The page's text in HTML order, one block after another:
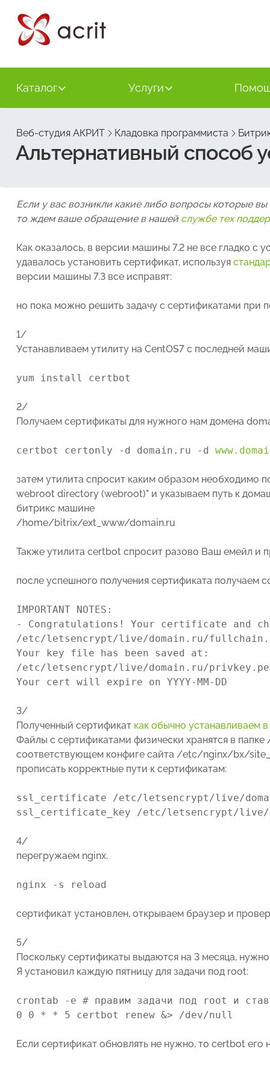
Каталог Услуги
Веб-студия АКРИТ Кладовка программиста
Альтернативный способ
Если у вас возникли какие либо вопросы которые
то ждем ваше обращение в нашей службе тех
Как оказалось, в версии машины 7.2 не все гладко с
удавалось установить сертификат, используя
версии машины 7.3 все исправят:
но пока можно решить задачу с сертификатами при
1/
Устанавливаем утилиту на CentOS7 с последней
yum install certbot
2/
Получаем сертификаты для нужного нам домена
certbot certonly -d domain.ru -d
затем утилита спросит каким образом необходимо
webroot directory (webroot)" и указываем путь к
битрикс машине
/home/bitrix/ext_www/domain.ru
Также утилита certbot спросит разово Ваш емейл и
после успешного получения сертификата получаем
IMPORTANT NOTES:
- Congratulations! Your certificate and
/etc/letsencrypt/live/domain.ru/
Your key file has been saved at:
/etc/letsencrypt/live/domain.ru/
Your cert will expire on YYYY-MM-DD
3/
Полученный сертификат как обычно устанавливаем
Файлы с сертификатами физически хранятся в
соответствующем конфиге сайта /etc/nginx/bx/
прописать корректные пути к сертификатам:
ssl_certificate /etc/letsencrypt/live/
ssl_certificate_key /etc/letsencrypt/live/
4/
перегружаем nginx.
nginx -s reload
сертификат установлен, открываем браузер и
5/
Поскольку сертификаты выдаются на 3 месяца,
Я установил каждую пятницу для задачи под root:
crontab -e # правим задачи под root и
0 0 * * 5 certbot renew &> /dev/null
Если сертификат обновлять не нужно, то certbot